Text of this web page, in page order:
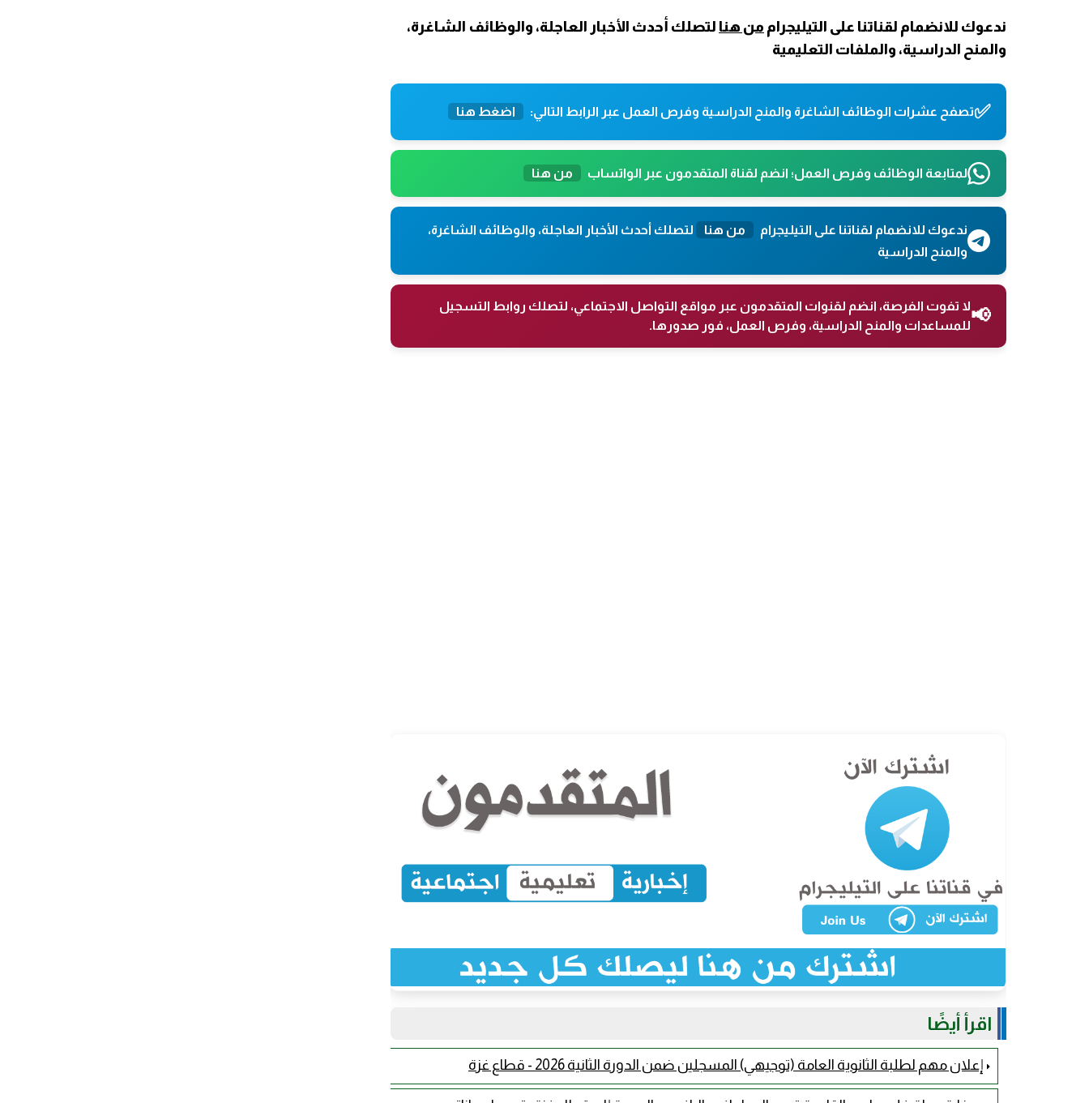
ندعوك للانضمام لقناتنا على التيليجرام من هنا لتصلك أحدث الأخبار العاجلة، والوظائف الشاغرة،
والمنح الدراسية، والملفات التعليمية
✅تصفح عشرات الوظائف الشاغرة والمنح الدراسية وفرص العمل عبر الرابط التالي: اضغط هنا
لمتابعة الوظائف وفرص العمل؛ انضم لقناة المتقدمون عبر الواتساب من هنا
ندعوك للانضمام لقناتنا على التيليجرام من هنا
لتصلك أحدث الأخبار العاجلة، والوظائف الشاغرة،
والمنح الدراسية
📢لا تفوت الفرصة، انضم لقنوات المتقدمون عبر مواقع التواصل الاجتماعي، لتصلك روابط التسجيل
للمساعدات والمنح الدراسية، وفرص العمل، فور صدورها.
اقرأ أيضًا
إعلان مهم لطلبة الثانوية العامة (توجيهي) المسجلين ضمن الدورة الثانية 2026 - قطاع غزة